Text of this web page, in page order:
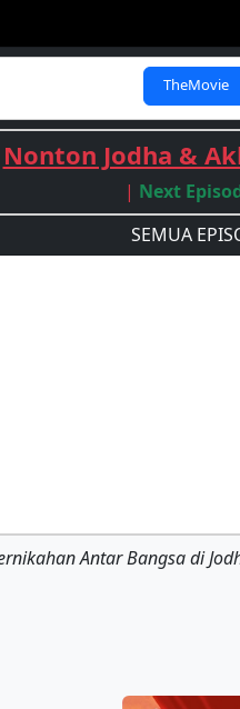
TheMovie
Nonton Jodha &
| Next
SEMUA
Antar Bangsa di